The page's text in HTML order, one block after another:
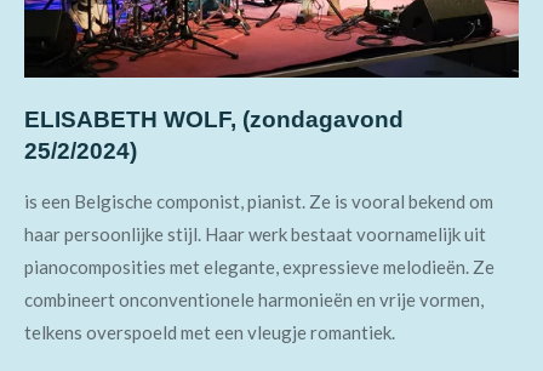
ELISABETH WOLF, (zondagavond
25/2/2024)
is een Belgische componist, pianist. Ze is vooral bekend om
haar persoonlijke stijl. Haar werk bestaat voornamelijk uit
pianocomposities met elegante, expressieve melodieën. Ze
combineert onconventionele harmonieën en vrije vormen,
telkens overspoeld met een vleugje romantiek.